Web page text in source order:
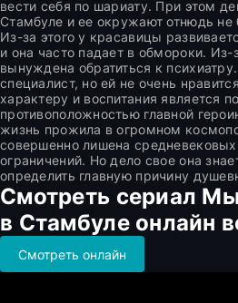
вести себя по шариату. При этом
Стамбуле и ее окружают отнюдь не
Из-за этого у красавицы
и она часто падает в обмороки. Из-
вынуждена обратиться к
специалист, но ей не очень
характеру и воспитания является
противоположностью главной
жизнь прожила в огромном
совершенно лишена
ограничений. Но дело свое она
определить главную причину
Смотреть сериал
в Стамбуле онлайн
Смотреть онлайн